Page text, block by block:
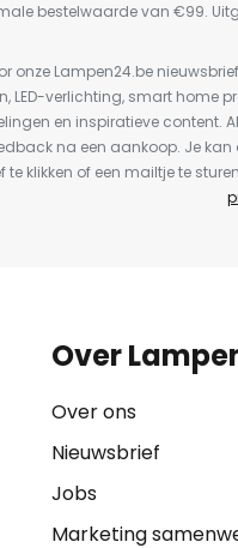
bestelwaarde van €99.
onze Lampen24.be
LED-verlichting, smart home
en inspiratieve content.
na een aankoop. Je
te klikken of een mailtje te
Over
Over ons
Nieuwsbrief
Jobs
Marketing